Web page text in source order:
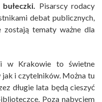
Pisarscy rodacy
debat publicznych,
tematy ważne dla
w Krakowie to świetne
i czytelników. Można tu
długie lata będą cieszyć
Poza nabyciem